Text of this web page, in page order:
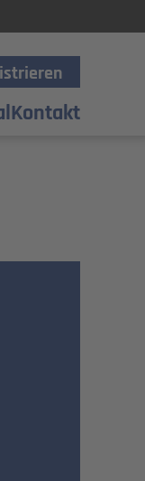
Kontakt